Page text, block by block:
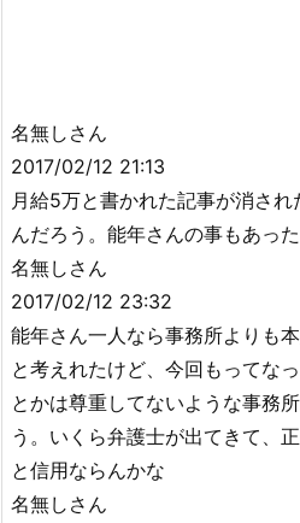
名無しさん
2017/02/12 21:13
月給5万と書かれた記事が消さ
んだろう。能年さんの事もあっ
名無しさん
2017/02/12 23:32
能年さん一人なら事務所よりも
と考えれたけど、今回もってな
とかは尊重してないような事務
う。いくら弁護士が出てきて、
と信用ならんかな
名無しさん